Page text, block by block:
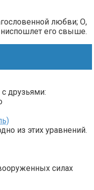
любви; О,
его свыше.
друзьями:
из этих уравнений.
силах